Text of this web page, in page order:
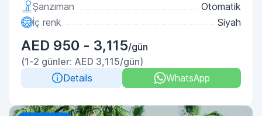
Şanzıman
Otomatik
İç renk
Siyah
AED 950 - 3,115/gün
(1-2 günler: AED 3,115/gün)
Details
WhatsApp